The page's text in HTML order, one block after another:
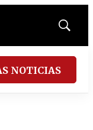
Mostrar
NOTICIAS